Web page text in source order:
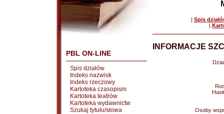
PBL ON-LINE
Spis działów
Indeks nazwisk
Indeks rzeczowy
Kartoteka czasopism
Kartoteka teatrów
Kartoteka wydawnictw
Szukaj tytułu/słowa
| Spis
|
INFORMACJE
Osoby